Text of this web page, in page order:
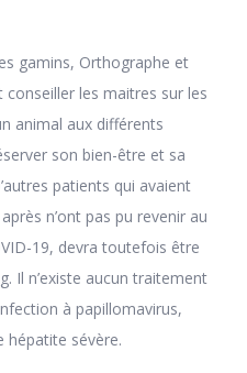
gamins, Orthographe et
les maitres sur les
animal aux différents
son bien-être et sa
patients qui avaient
n’ont pas pu revenir au
19, devra toutefois être
Il n’existe aucun traitement
à papillomavirus,
hépatite sévère.